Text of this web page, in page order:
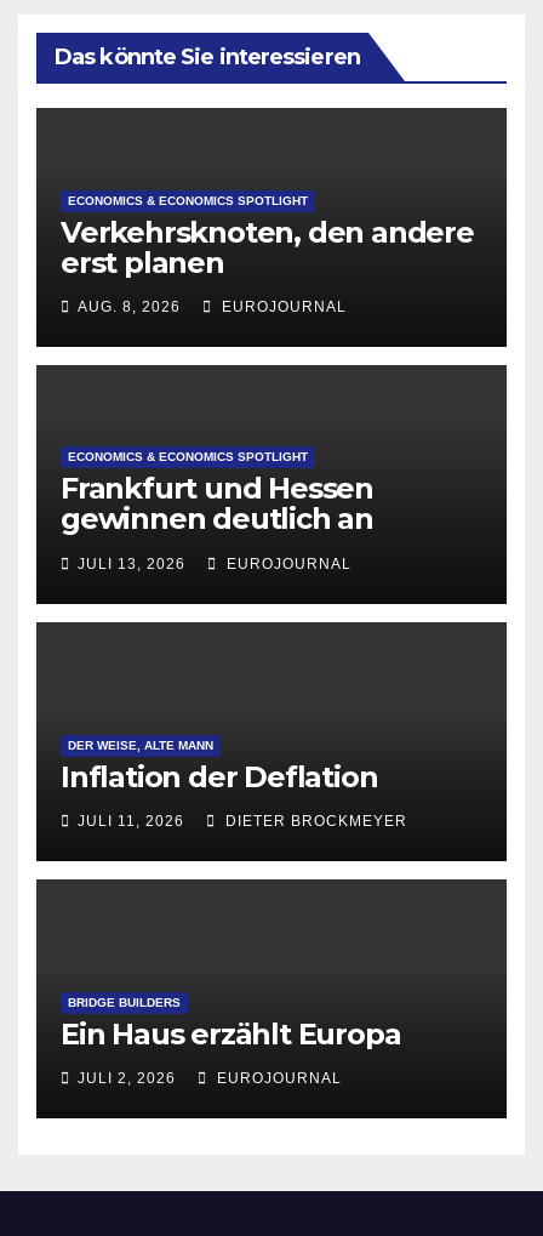
Das könnte Sie interessieren
ECONOMICS & ECONOMICS SPOTLIGHT
Verkehrsknoten, den andere
erst planen
AUG. 8, 2026 EUROJOURNAL
ECONOMICS & ECONOMICS SPOTLIGHT
Frankfurt und Hessen
gewinnen deutlich an
Attraktivität für Startup-
Gründungen
JULI 13, 2026 EUROJOURNAL
DER WEISE, ALTE MANN
Inflation der Deflation
JULI 11, 2026 DIETER BROCKMEYER
BRIDGE BUILDERS
Ein Haus erzählt Europa
JULI 2, 2026 EUROJOURNAL